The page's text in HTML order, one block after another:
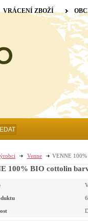
Venne VENNE
100% BIO cottolin
VRÁCENÍ ZBOŽÍ